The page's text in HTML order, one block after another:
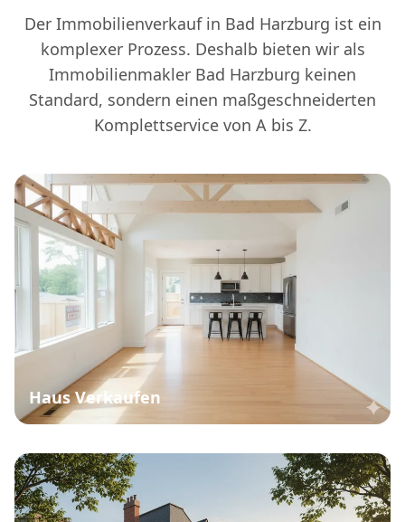
Der Immobilienverkauf in Bad Harzburg ist ein
komplexer Prozess. Deshalb bieten wir als
Immobilienmakler Bad Harzburg keinen
Standard, sondern einen maßgeschneiderten
Komplettservice von A bis Z.
Haus Verkaufen